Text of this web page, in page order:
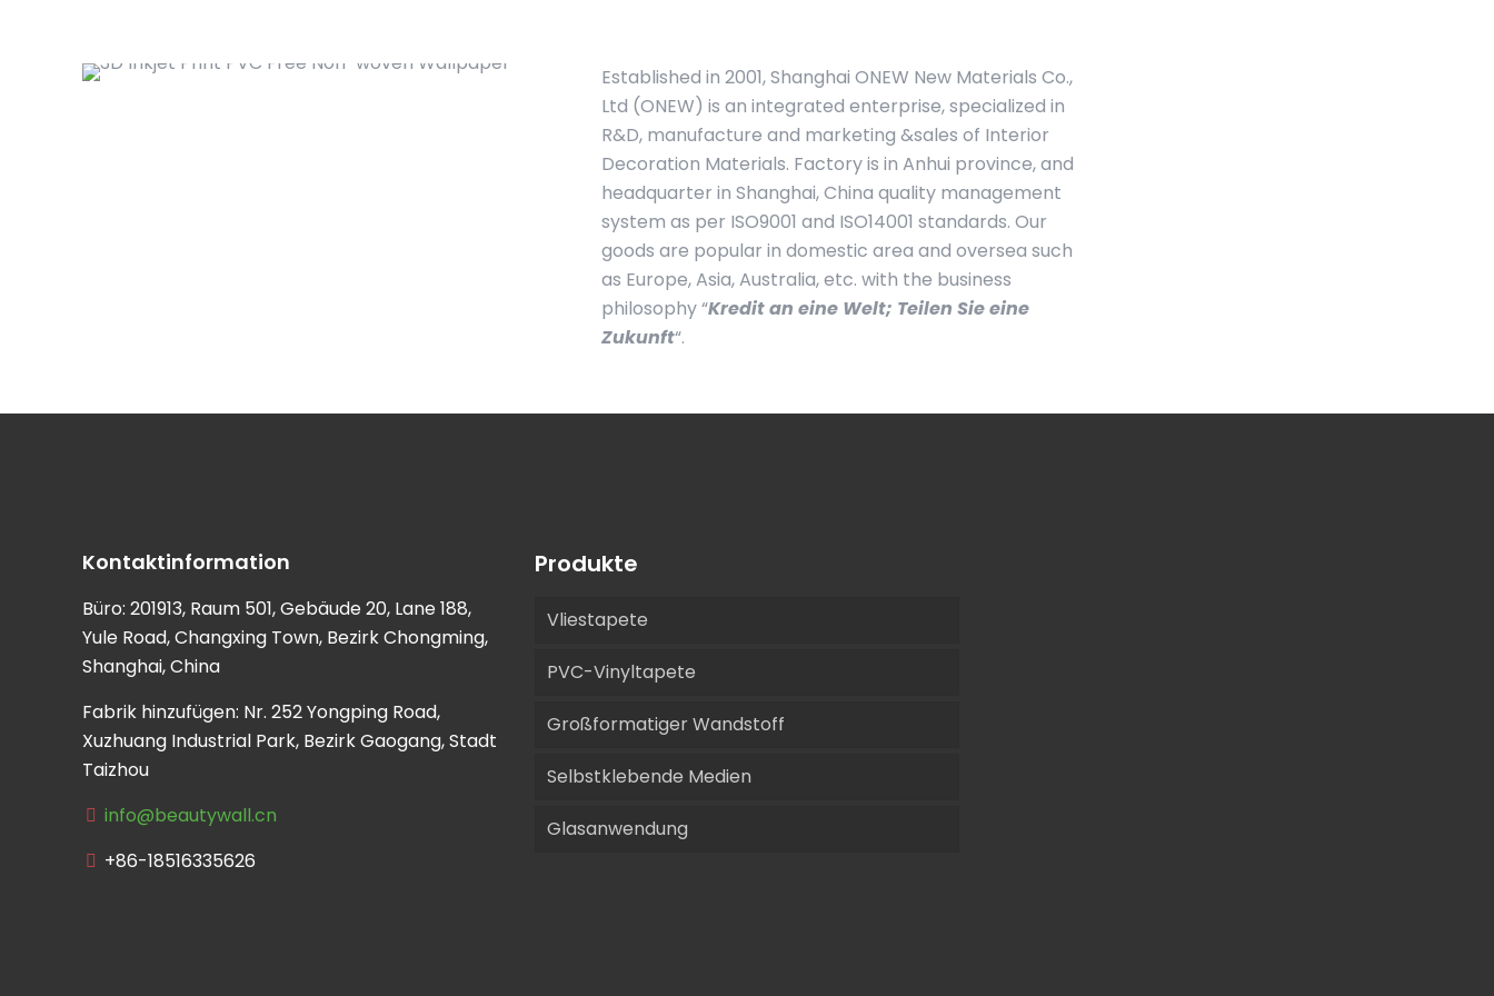
Established in 2001, Shanghai ONEW New Materials Co.,
Ltd (ONEW) is an integrated enterprise, specialized in
R&D, manufacture and marketing &sales of Interior
Decoration Materials. Factory is in Anhui province, and
headquarter in Shanghai, China quality management
system as per ISO9001 and ISO14001 standards. Our
goods are popular in domestic area and oversea such
as Europe, Asia, Australia, etc. with the business
philosophy “Kredit an eine Welt; Teilen Sie eine
Zukunft“.
Kontaktinformation
Büro: 201913, Raum 501, Gebäude 20, Lane 188,
Yule Road, Changxing Town, Bezirk Chongming,
Shanghai, China
Fabrik hinzufügen: Nr. 252 Yongping Road,
Xuzhuang Industrial Park, Bezirk Gaogang, Stadt
Taizhou
info@beautywall.cn
+86-18516335626
Produkte
Vliestapete
PVC-Vinyltapete
Großformatiger Wandstoff
Selbstklebende Medien
Glasanwendung